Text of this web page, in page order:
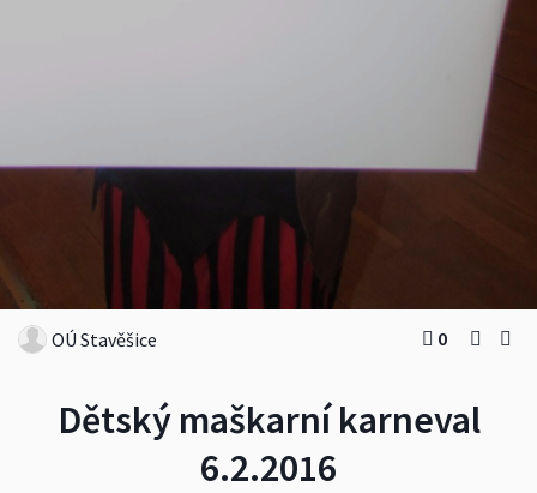
Dětský maškarní karneval
6.2.2016
OÚ Stavěšice 0